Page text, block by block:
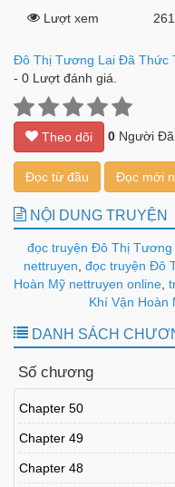
Lượt xem
Đô Thị Tương Lai Đã Thức
- 0 Lượt đánh giá.
Theo dõi 0 Người
Đọc từ đầu Đọc mới
NỘI DUNG TRUYỆN
đọc truyện Đô Thị
nettruyen đọc truyện Đô
Hoàn Mỹ nettruyen online
Khí Vận Hoàn
DANH SÁCH
Số chương
Chapter 50
Chapter 49
Chapter 48